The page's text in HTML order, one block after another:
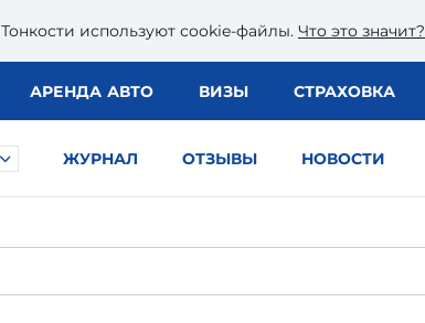
Тонкости используют сookie-файлы. Что это значит?
АРЕНДА АВТО ВИЗЫ СТРАХОВКА
ЖУРНАЛ ОТЗЫВЫ НОВОСТИ